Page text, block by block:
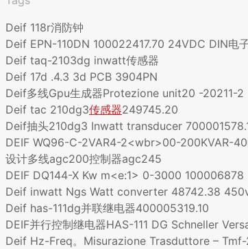
Deif 118r消防钟
Deif EPN-110DN 100022417.70 24VDC DIN电
Deif taq-2103dg inwatt传感器
Deif 17d .4.3 3d PCB 3904PN
Deif多线Gpu生成器Protezione unit20 -20211-2
Deif tac 210dg3传感器249745.20
Deif抽头210dg3 Inwatt transducer
DEIF WQ96-C-2VAR4-2<wbr>00-200KVAR-
设计多线agc200控制器agc245
DEIF DQ144-X Kw m<e:1> 0-3000 100006878
Deif inwatt Ngs Watt converter 48742.38
Deif has-111dg并联继电器400005319.10
DEIF并行控制继电器HAS-111 DG Schneller
Deif Hz-Freq。Misurazione Trasduttore –